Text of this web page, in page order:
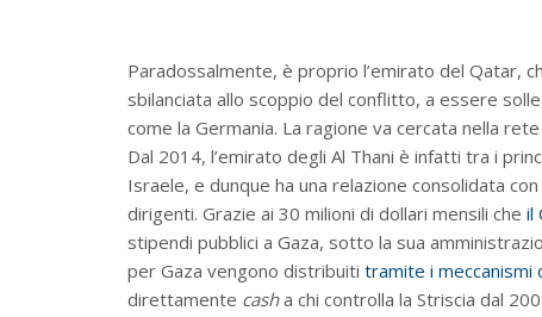
Paradossalmente, è proprio l’emirato del Qatar,
sbilanciata allo scoppio del conflitto, a essere
come la Germania. La ragione va cercata nella
Dal 2014, l’emirato degli Al Thani è infatti tra i
Israele, e dunque ha una relazione consolidata
dirigenti. Grazie ai 30 milioni di dollari mensili che il
stipendi pubblici a Gaza, sotto la sua
per Gaza vengono distribuiti tramite i meccanismi
direttamente casha chi controlla la Striscia dal